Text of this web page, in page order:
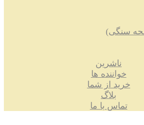
ناشرین
خواننده ها
خرید از شما
بلاگ
تماس با ما